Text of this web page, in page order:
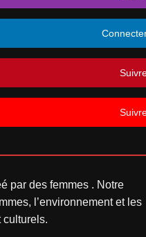
par des femmes . Notre
l’environnement et les
culturels.